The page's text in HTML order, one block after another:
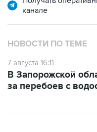
канале
НОВОСТИ ПО ТЕМЕ
7 августа 16:11
В Запорожской
за перебоев с